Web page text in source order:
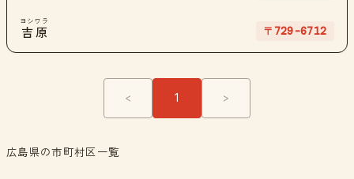
吉原
ヨシワラ
〒729-6712
< 1 >
広島県の市町村区一覧